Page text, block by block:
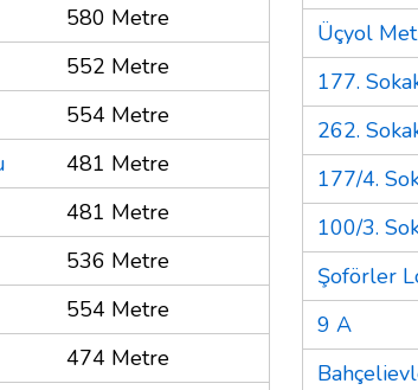
580 Metre
552 Metre
554 Metre
481 Metre
481 Metre
536 Metre
554 Metre
474 Metre
Üçyol
177.
262.
177/4.
100/3.
Şoförler
9 A